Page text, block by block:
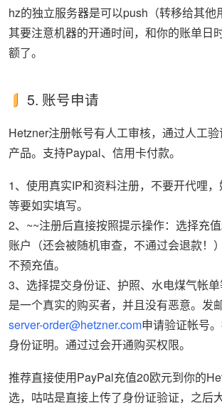
hz的独立服务器是可以push（转移给其他
其要注意机器的开通时间，和你的账单日
额了。
5. 账号申请
Hetzner注册帐号有人工审核，通过人工
产品。支持Paypal、信用卡付款。
1、使用真实IP和资料注册，不要开代哩
等要如实填写。
2、~~注册后直接按照提示操作：选择充
账户（还会被随机审查，不通过会退款！
不预充值。
3、选择提交身份证、护照、水电煤气帐
是一个真实的购买者，并且没有恶意。发
server-order@hetzner.com申请验证帐号
身份证明。通过过会开通购买权限。
推荐直接使用PayPal充值20欧元到你的
选，咕咕是直接上传了身份证验证，之后